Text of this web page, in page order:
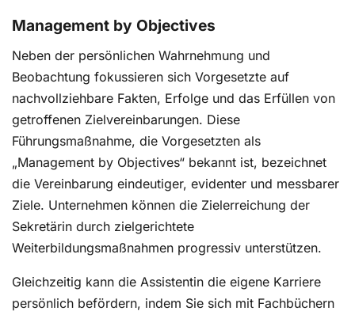
Management by Objectives
Neben der persönlichen Wahrnehmung und
Beobachtung fokussieren sich Vorgesetzte auf
nachvollziehbare Fakten, Erfolge und das Erfüllen von
getroffenen Zielvereinbarungen. Diese
Führungsmaßnahme, die Vorgesetzten als
„Management by Objectives“ bekannt ist, bezeichnet
die Vereinbarung eindeutiger, evidenter und messbarer
Ziele. Unternehmen können die Zielerreichung der
Sekretärin durch zielgerichtete
Weiterbildungsmaßnahmen progressiv unterstützen.
Gleichzeitig kann die Assistentin die eigene Karriere
persönlich befördern, indem Sie sich mit Fachbüchern